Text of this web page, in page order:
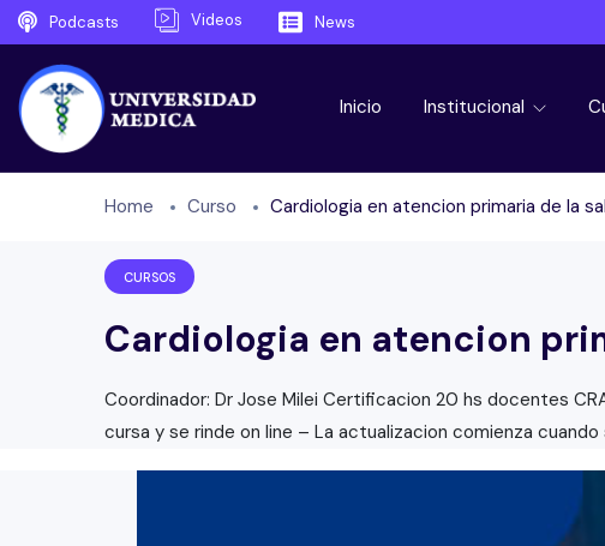
Podcasts Videos News
Inicio Institucional
Home Curso Cardiologia en atencion primaria de la
CURSOS
Cardiologia en atencion
Coordinador: Dr Jose Milei Certificacion 20 hs docentes
cursa y se rinde on line – La actualizacion comienza